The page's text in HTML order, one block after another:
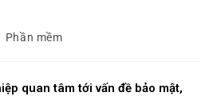
Phần mềm
quan tâm tới vấn đề bảo mật,